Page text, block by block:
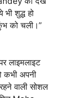
शुद्ध हो
को चली।”
लाइमलाइट
कभी अपनी
वाली सोशल